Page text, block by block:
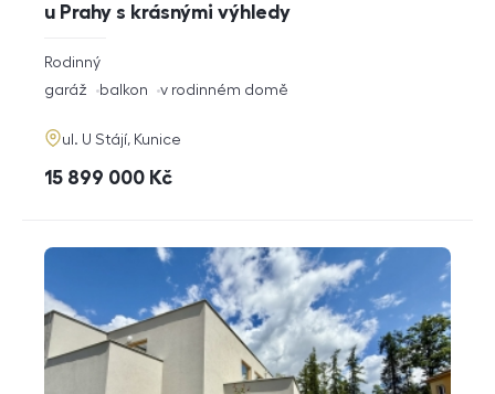
u Prahy s krásnými výhledy
rozměry
dispozice
Rodinný
funkce
garáž balkon v rodinném domě
adresa
ul. U Stájí, Kunice
cena
15 899 000 Kč